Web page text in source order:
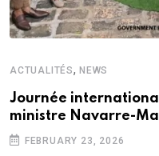
ACTUALITÉS, NEWS
Journée
ministre Navarre-
FEBRUARY 23, 2026